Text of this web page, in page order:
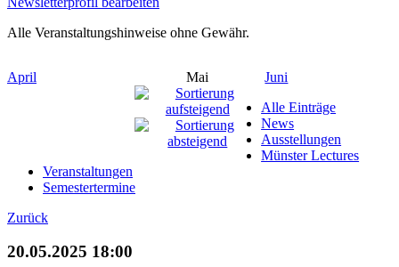
Alle Veranstaltungshinweise ohne Gewähr.
April Mai
Juni
Alle Einträge
News
Ausstellungen
Münster Lectures
Veranstaltungen
Semestertermine
Zurück
20.05.2025 18:00